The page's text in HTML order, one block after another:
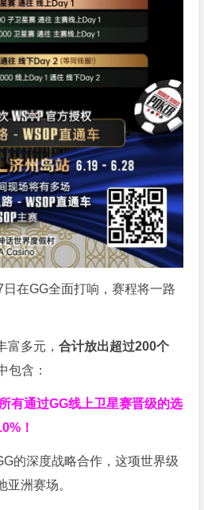
在GG全面打响，赛程将一路
富多元，合计放出超过200个
包含：
所有通过GG线上卫星赛晋级的选
！
的深度战略合作，这项世界级
亚洲赛场。